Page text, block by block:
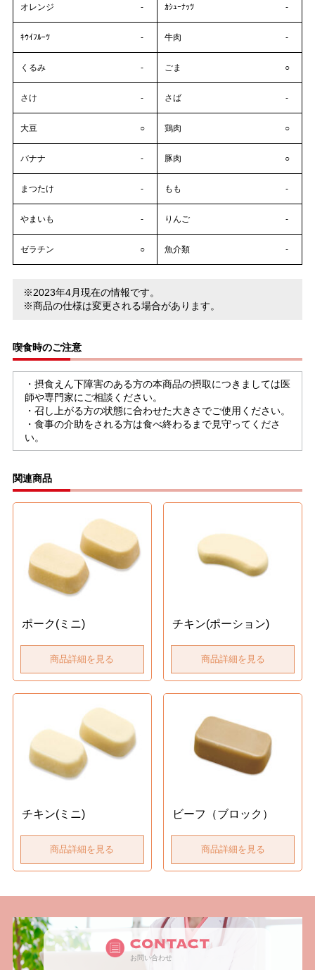
オレンジ - ｶｼｭｰﾅｯﾂ -
ｷｳｲﾌﾙｰﾂ - 牛肉 -
くるみ - ごま ○
さけ - さば -
大豆 ○ 鶏肉 ○
バナナ - 豚肉 ○
まつたけ - もも -
やまいも - りんご -
ゼラチン ○ 魚介類 -
※2023年4月現在の情報です。
※商品の仕様は変更される場合があります。
喫食時のご注意
・摂食えん下障害のある方の本商品の摂取につきましては医
師や専門家にご相談ください。
・召し上がる方の状態に合わせた大きさでご使用ください。
・食事の介助をされる方は食べ終わるまで見守ってくださ
い。
関連商品
ポーク(ミニ)
商品詳細を見る
チキン(ポーション)
商品詳細を見る
チキン(ミニ)
商品詳細を見る
ビーフ（ブロック）
商品詳細を見る
お問い合わせ